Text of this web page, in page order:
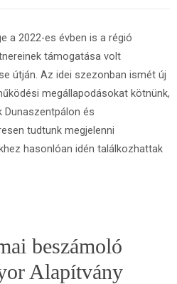
a 2022-es évben is a régió
támogatása volt
útján. Az idei szezonban ismét új
megállapodásokat kötnünk,
Dunaszentpálon és
tudtunk megjelenni
hasonlóan idén találkozhattak
beszámoló
Alapítvány